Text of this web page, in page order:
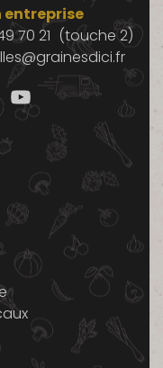
entreprise
70 21 (touche 2)